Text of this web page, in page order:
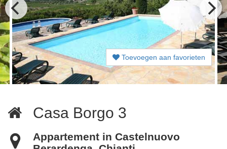
Toevoegen aan favorieten
Casa Borgo 3
Appartement in Castelnuovo